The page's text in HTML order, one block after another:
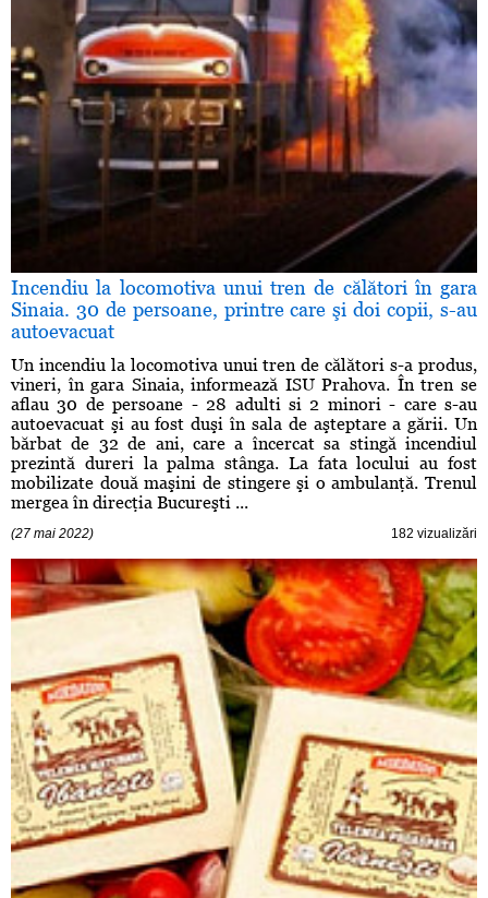
Incendiu la locomotiva unui tren de călători în gara
Sinaia. 30 de persoane, printre care şi doi copii, s-au
autoevacuat
Un incendiu la locomotiva unui tren de călători s-a produs,
vineri, în gara Sinaia, informează ISU Prahova. În tren se
aflau 30 de persoane - 28 adulti si 2 minori - care s-au
autoevacuat şi au fost duşi în sala de aşteptare a gării. Un
bărbat de 32 de ani, care a încercat sa stingă incendiul
prezintă dureri la palma stânga. La fata locului au fost
mobilizate două maşini de stingere şi o ambulanţă. Trenul
mergea în direcţia Bucureşti ...
(27 mai 2022) 182 vizualizări